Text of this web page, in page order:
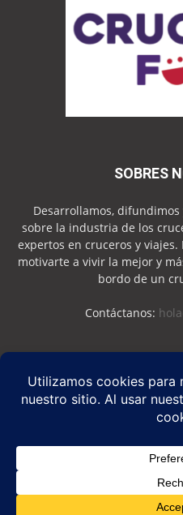
SOBRES
Desarrollamos,
sobre la industria de los
expertos en cruceros y
motivarte a vivir la mejor y
bordo de un
Contáctanos:
Política de Privacidad